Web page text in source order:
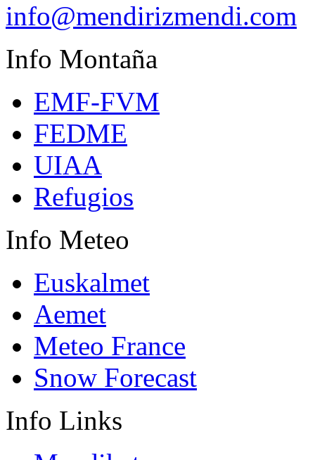
info@mendirizmendi.com
Info Montaña
EMF-FVM
FEDME
UIAA
Refugios
Info Meteo
Euskalmet
Aemet
Meteo France
Snow Forecast
Info Links